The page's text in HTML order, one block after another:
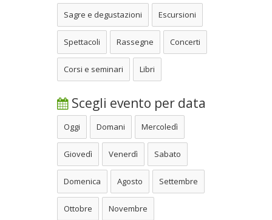
Sagre e degustazioni Escursioni
Spettacoli Rassegne Concerti
Corsi e seminari Libri
Scegli evento per data
Oggi Domani Mercoledì
Giovedì Venerdì Sabato
Domenica Agosto Settembre
Ottobre Novembre